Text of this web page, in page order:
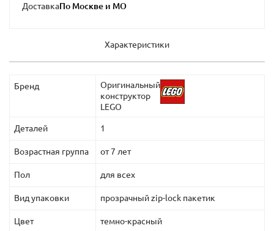
Доставка
Характеристики
Бренд
Оригинальный
конструктор
LEGO
Деталей 1
Возрастная группа от 7 лет
Пол для всех
Вид упаковки прозрачный zip-lock пакетик
Цвет темно-красный